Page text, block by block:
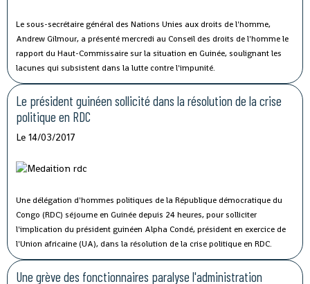
Le sous-secrétaire général des Nations Unies aux droits de l'homme,
Andrew Gilmour, a présenté mercredi au Conseil des droits de l'homme le
rapport du Haut-Commissaire sur la situation en Guinée, soulignant les
lacunes qui subsistent dans la lutte contre l'impunité.
Le président guinéen sollicité dans la résolution de la crise
politique en RDC
Le 14/03/2017
Une délégation d'hommes politiques de la République démocratique du
Congo (RDC) séjourne en Guinée depuis 24 heures, pour solliciter
l'implication du président guinéen Alpha Condé, président en exercice de
l'Union africaine (UA), dans la résolution de la crise politique en RDC.
Une grève des fonctionnaires paralyse l'administration